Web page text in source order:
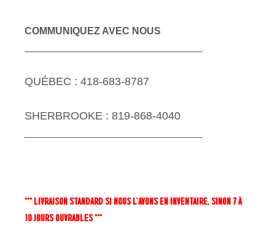
COMMUNIQUEZ AVEC NOUS
QUÉBEC : 418-683-8787
SHERBROOKE : 819-868-4040
*** LIVRAISON STANDARD SI NOUS L'AVONS EN INVENTAIRE, SINON 7 À
10 JOURS OUVRABLES ***